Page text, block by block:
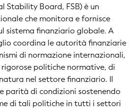
Stability Board, FSB) è un
che monitora e fornisce
sistema finanziario globale. A
coordina le autorità finanziarie
di normazione internazionali,
politiche normative, di
nel settore finanziario. Il
parità di condizioni sostenendo
di tali politiche in tutti i settori